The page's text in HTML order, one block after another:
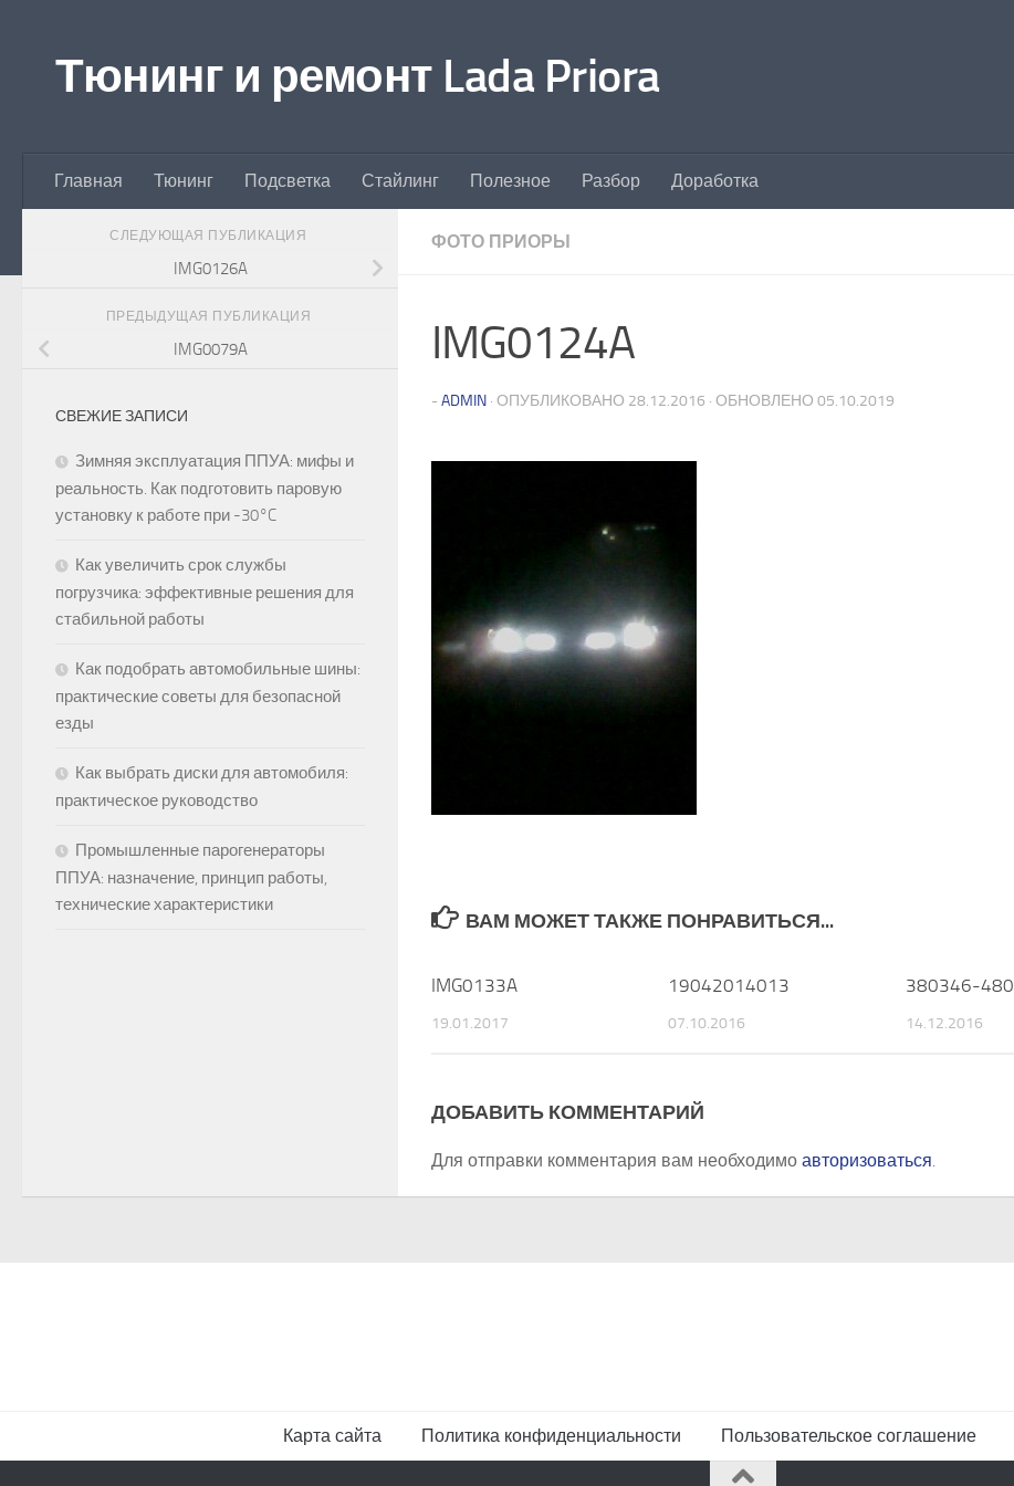
Тюнинг и ремонт Lada Priora
Главная Тюнинг Подсветка Стайлинг Полезное Разбор Доработка
ФОТО ПРИОРЫ
IMG0124A
- ADMIN · ОПУБЛИКОВАНО 28.12.2016 · ОБНОВЛЕНО 05.10.2019
ВАМ МОЖЕТ ТАКЖЕ ПОНРАВИТЬСЯ...
IMG0133A
19.01.2017
19042014013
07.10.2016
380346-480
14.12.2016
ДОБАВИТЬ КОММЕНТАРИЙ
Для отправки комментария вам необходимо авторизоваться.
СЛЕДУЮЩАЯ ПУБЛИКАЦИЯ
IMG0126A
ПРЕДЫДУЩАЯ ПУБЛИКАЦИЯ
IMG0079A
СВЕЖИЕ ЗАПИСИ
Зимняя эксплуатация ППУА: мифы и
реальность. Как подготовить паровую
установку к работе при -30°C
Как увеличить срок службы
погрузчика: эффективные решения для
стабильной работы
Как подобрать автомобильные шины:
практические советы для безопасной
езды
Как выбрать диски для автомобиля:
практическое руководство
Промышленные парогенераторы
ППУА: назначение, принцип работы,
технические характеристики
Карта сайта Политика конфиденциальности Пользовательское соглашение